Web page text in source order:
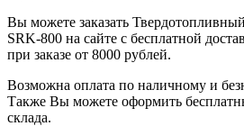
Вы можете заказать
SRK-800 на сайте с бесплатной
при заказе от 8000 рублей.
Возможна оплата по наличному и
Также Вы можете оформить
склада.